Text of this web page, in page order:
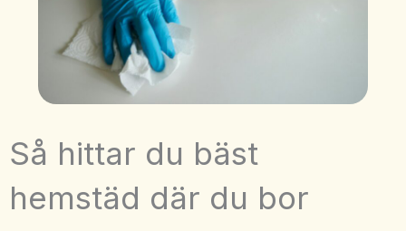
Så hittar du bäst
hemstäd där du bor